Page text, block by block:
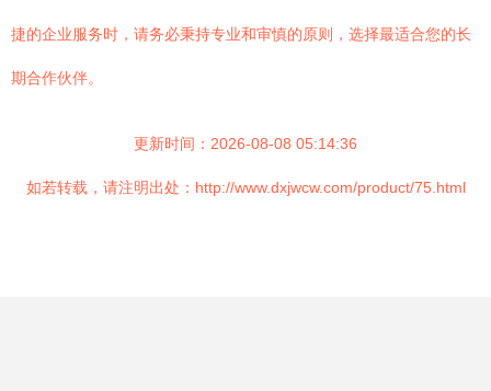
捷的企业服务时，请务必秉持专业和审慎的原则，选择最适合您的长
期合作伙伴。
更新时间：2026-08-08 05:14:36
如若转载，请注明出处：http://www.dxjwcw.com/product/75.html